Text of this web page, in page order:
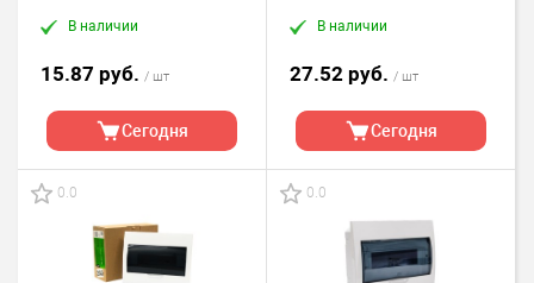
В наличии
15.87 руб. / шт
Сегодня
В наличии
27.52 руб. / шт
Сегодня
0.0 0.0